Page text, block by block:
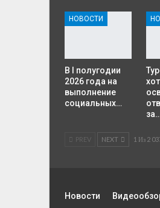
НОВОСТИ
В I полугодии
2026 года на
выполнение
социальных…
за…
PREV NEXT 1 Из 2
Новости